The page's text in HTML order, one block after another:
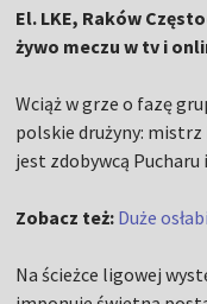
El. LKE, Raków
żywo meczu w tv i
Wciąż w grze o fazę
polskie drużyny:
jest zdobywcą Pucharu
Zobacz też: Duże
Na ścieżce ligowej